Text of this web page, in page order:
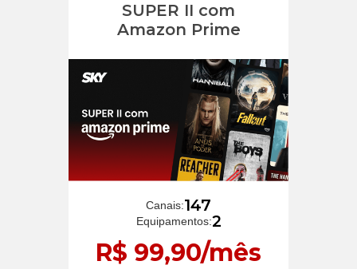
SUPER II com
Amazon Prime
Canais:147
Equipamentos:2
R$ 99,90/mês